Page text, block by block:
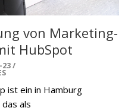
von Marketing-
HubSpot
23
ist ein in Hamburg
als